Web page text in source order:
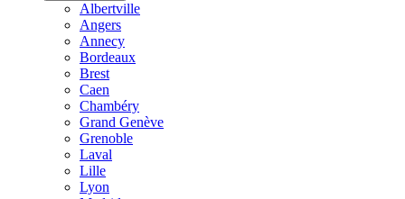
Albertville
Angers
Annecy
Bordeaux
Brest
Caen
Chambéry
Grand Genève
Grenoble
Laval
Lille
Lyon